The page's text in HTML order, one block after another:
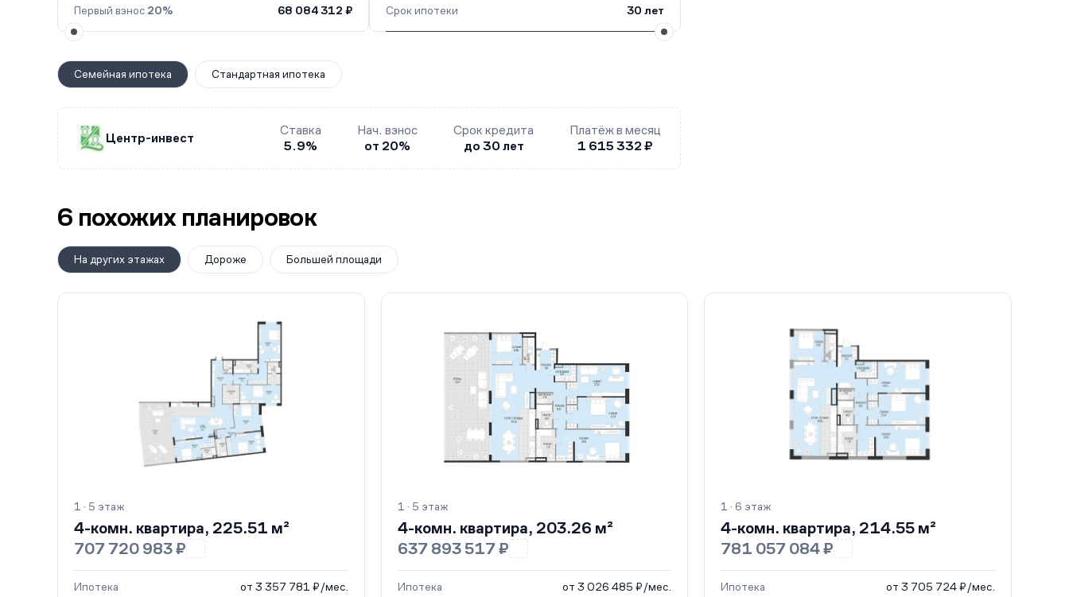
Первый взнос 20% 68 084 312 ₽ Срок ипотеки 30 лет
Семейная ипотека Стандартная ипотека
Центр-инвест
Ставка
5.9%
Нач. взнос
от 20%
Срок кредита
до 30 лет
Платёж в месяц
1 615 332 ₽
6 похожих планировок
На других этажах Дороже Большей площади
1 · 5 этаж
4-комн. квартира, 225.51 м²
707 720 983 ₽
Ипотека от 3 357 781 ₽/мес.
1 · 5 этаж
4-комн. квартира, 203.26 м²
637 893 517 ₽
Ипотека от 3 026 485 ₽/мес.
1 · 6 этаж
4-комн. квартира, 214.55 м²
781 057 084 ₽
Ипотека от 3 705 724 ₽/мес.